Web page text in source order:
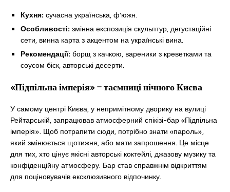
Кухня:сучасна українська, ф’южн.
Особливості:змінна експозиція скульптур, дегустаційні
сети, винна карта з акцентом на українські вина.
Рекомендації:борщ з качкою, вареники з креветками та
соусом біск, авторські десерти.
«Підпільна імперія» – таємниці нічного Києва
У самому центрі Києва, у непримітному дворику на вулиці
Рейтарській, запрацював атмосферний спікізі-бар «Підпільна
імперія». Щоб потрапити сюди, потрібно знати «пароль»,
який змінюється щотижня, або мати запрошення. Це місце
для тих, хто цінує якісні авторські коктейлі, джазову музику та
конфіденційну атмосферу. Бар став справжнім відкриттям
для поціновувачів ексклюзивного відпочинку.